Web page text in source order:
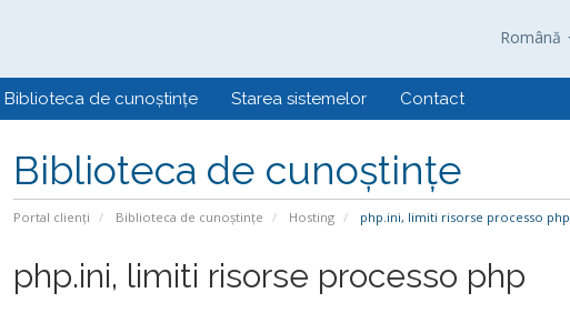
Română
Biblioteca de cunoștințe Starea sistemelor Contact
Biblioteca de cunoștințe
Portal clienți Biblioteca de cunoștințe Hosting php.ini, limiti risorse processo php
php.ini, limiti risorse processo php